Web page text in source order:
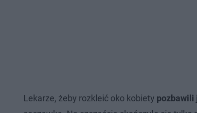
Lekarze, żeby rozkleić oko kobiety pozbawili